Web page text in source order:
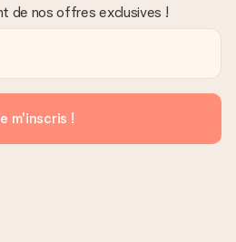
de nos offres exclusives !
m'inscris !